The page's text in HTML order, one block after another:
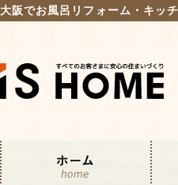
大阪でお風呂リフォーム・キッ